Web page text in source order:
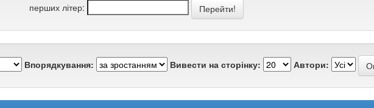
перших літер:
Впорядкування: Вивести на сторінку: Автори: